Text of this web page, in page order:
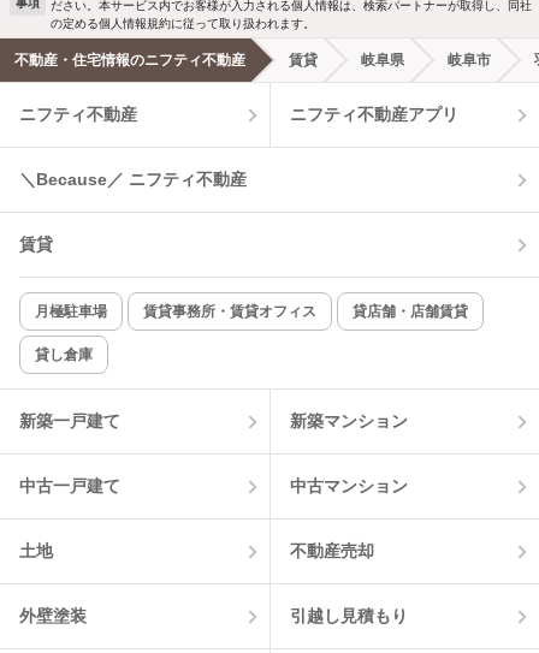
洗濯機置場あり 独立洗面台
エアコンあり 都市ガス
温水洗浄便座 オートロック
コンロ2口以上
新着のみ インターネット無料
該当件数:
物件一覧に反映
新着メール通知を受け取る
事項
ださい。本サービス内でお客様が入力される個人情報は、検索パートナーが取得し、同社
の定める個人情報規約に従って取り扱われます。
不動産・住宅情報のニフティ不動産 賃貸 岐阜県 岐阜市
ニフティ不動産 ニフティ不動産アプリ
＼Because／ ニフティ不動産
賃貸
月極駐車場 賃貸事務所・賃貸オフィス 貸店舗・店舗賃貸
貸し倉庫
新築一戸建て 新築マンション
中古一戸建て 中古マンション
土地 不動産売却
外壁塗装 引越し見積もり